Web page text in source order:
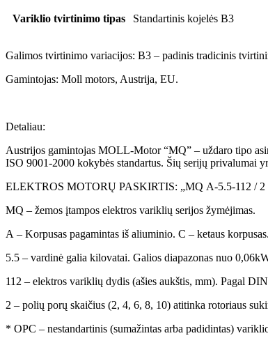
Variklio tvirtinimo tipas Standartinis kojelės B3
Galimos tvirtinimo variacijos: B3 – padinis tradicinis
Gamintojas: Moll motors, Austrija, EU.
Detaliau:
Austrijos gamintojas MOLL-Motor “MQ” – uždaro tipo
ISO 9001-2000 kokybės standartus. Šių serijų privalumai
ELEKTROS MOTORŲ PASKIRTIS: „MQ A-5.5-112 / 2
MQ – žemos įtampos elektros variklių serijos žymėjimas.
A – Korpusas pagamintas iš aliuminio. C – ketaus korpusas.
5.5 – vardinė galia kilovatai. Galios diapazonas nuo
112 – elektros variklių dydis (ašies aukštis, mm). Pagal
2 – polių porų skaičius (2, 4, 6, 8, 10) atitinka rotoriaus
* OPC – nestandartinis (sumažintas arba padidintas)